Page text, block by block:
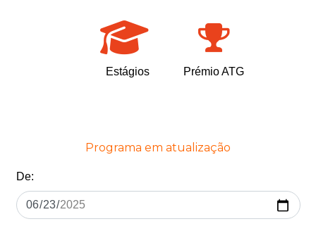
Estágios Prémio ATG
Programa em atualização
De: